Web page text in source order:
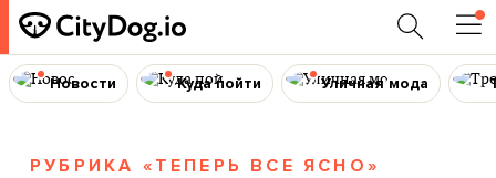
Новости Куда пойти Уличная мода
РУБРИКА «ТЕПЕРЬ ВСЕ ЯСНО»